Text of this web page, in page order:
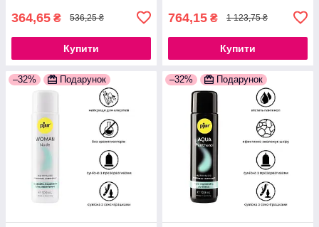
364,65 ₴ 536,25 ₴
Купити
764,15 ₴ 1 123,75 ₴
Купити
–32% Подарунок –32% Подарунок